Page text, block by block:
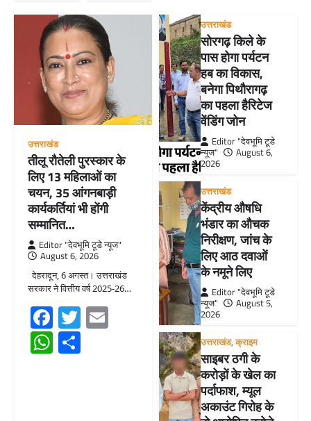
उत्तराखंड
तीलू रौतेली पुरस्कार के
लिए 13 महिलाओं का
चयन, 35 आंगनबाड़ी
कार्यकर्तियां भी होंगी
सम्मानित…
Editor "देवभूमि टूडे न्यूज"
August 6, 2026
देहरादून, 6 अगस्त। उत्तराखंड
सरकार ने वित्तीय वर्ष 2025-26…
Facebook
TwitterEmail
WhatsApp
उत्तराखंड
सोरगढ़ किले के
पास होगा पर्यटन
हब का विकास,
बनेगा पिथौरागढ़
का पहला हैरिटेज
वेंडिंग जोन
Editor "देवभूमि टूडे
न्यूज"
August 6,
2026
उत्तराखंड
केंद्रीय औषधि
भंडार का औचक
निरीक्षण, जांच के
लिए आठ दवाओं
के नमूने लिए
Editor "देवभूमि टूडे
न्यूज"
August 5,
2026
उत्तराखंड,क्राइम
साइबर ठगी के
करोड़ों के खेल का
पर्दाफाश, म्यूल
अकाउंट गिरोह के